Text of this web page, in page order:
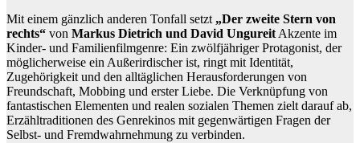
Mit einem gänzlich anderen Tonfall setzt „Der zweite Stern von
rechts“ von Markus Dietrich und David UngureitAkzente im
Kinder- und Familienfilmgenre: Ein zwölfjähriger Protagonist, der
möglicherweise ein Außerirdischer ist, ringt mit Identität,
Zugehörigkeit und den alltäglichen Herausforderungen von
Freundschaft, Mobbing und erster Liebe. Die Verknüpfung von
fantastischen Elementen und realen sozialen Themen zielt darauf ab,
Erzähltraditionen des Genrekinos mit gegenwärtigen Fragen der
Selbst- und Fremdwahrnehmung zu verbinden.